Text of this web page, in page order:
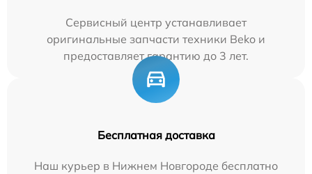
Сервисный центр устанавливает
оригинальные запчасти техники Beko и
предоставляет гарантию до 3 лет.
Бесплатная доставка
Наш курьер в Нижнем Новгороде бесплатно